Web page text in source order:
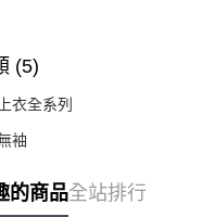
(5)
上衣全系列
袖
的商品全站排行